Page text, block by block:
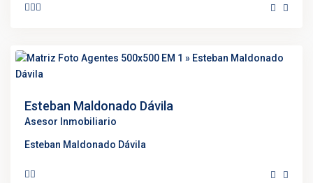
Esteban Maldonado Dávila
Asesor Inmobiliario
Esteban Maldonado Dávila